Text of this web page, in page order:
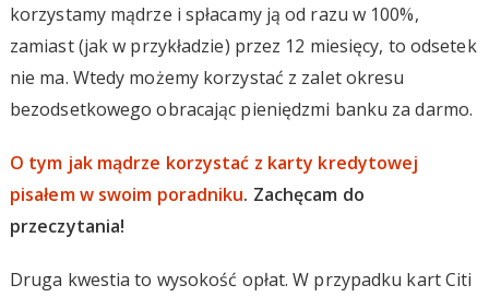
korzystamy mądrze i spłacamy ją od razu w 100%,
zamiast (jak w przykładzie) przez 12 miesięcy, to odsetek
nie ma. Wtedy możemy korzystać z zalet okresu
bezodsetkowego obracając pieniędzmi banku za darmo.
O tym jak mądrze korzystać z karty kredytowej
pisałem w swoim poradniku. Zachęcam do
przeczytania!
Druga kwestia to wysokość opłat. W przypadku kart Citi